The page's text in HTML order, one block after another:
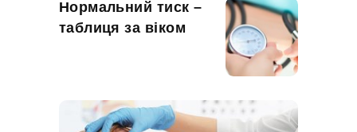
Нормальний тиск –
таблиця за віком